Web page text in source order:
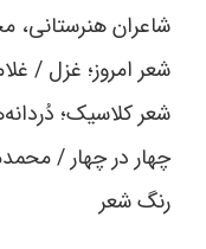
شاعران هنرستانی،
شعر امروز؛ غزل /
شعر کلاسیک؛
چهار در چهار /
رنگ شعر